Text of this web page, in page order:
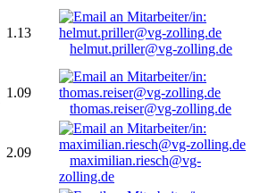
1.13
helmut.priller@vg-zolling.de
1.09
thomas.reiser@vg-zolling.de
2.09
maximilian.riesch@vg-
zolling.de